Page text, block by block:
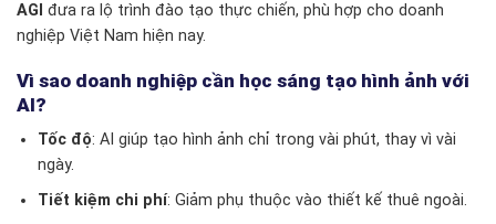
AGI đưa ra lộ trình đào tạo thực chiến, phù hợp cho doanh
nghiệp Việt Nam hiện nay.
Vì sao doanh nghiệp cần học sáng tạo hình ảnh với
AI?
Tốc độ: AI giúp tạo hình ảnh chỉ trong vài phút, thay vì vài
ngày.
Tiết kiệm chi phí: Giảm phụ thuộc vào thiết kế thuê ngoài.